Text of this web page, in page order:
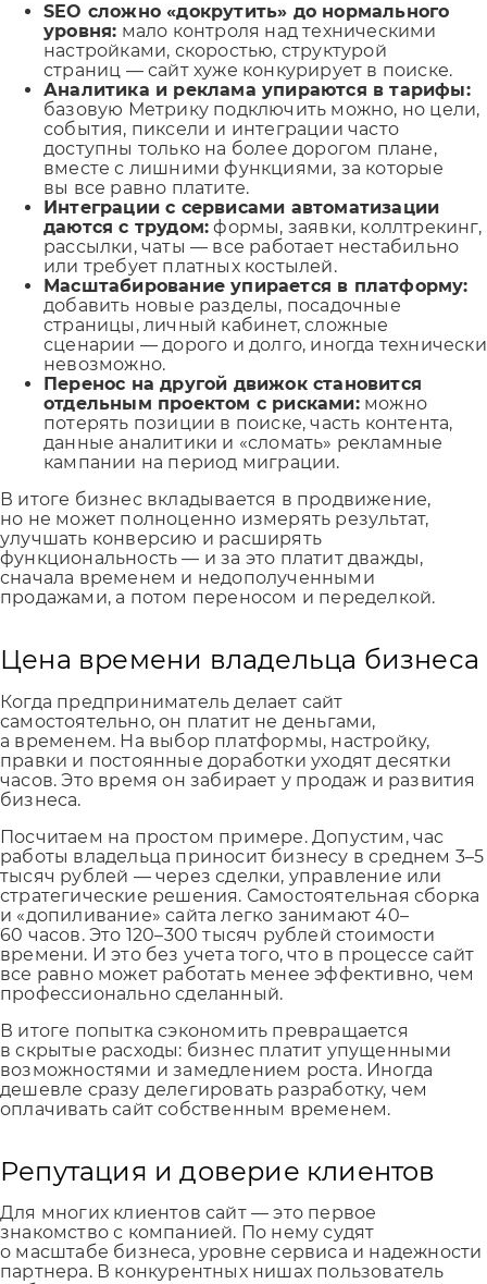
SEO сложно «докрутить» до нормального
уровня: мало контроля над техническими
настройками, скоростью, структурой
страниц — сайт хуже конкурирует в поиске.
Аналитика и реклама упираются в тарифы:
базовую Метрику подключить можно, но цели,
события, пиксели и интеграции часто
доступны только на более дорогом плане,
вместе с лишними функциями, за которые
вы все равно платите.
Интеграции с сервисами автоматизации
даются с трудом: формы, заявки, коллтрекинг,
рассылки, чаты — все работает нестабильно
или требует платных костылей.
Масштабирование упирается в платформу:
добавить новые разделы, посадочные
страницы, личный кабинет, сложные
сценарии — дорого и долго, иногда технически
невозможно.
Перенос на другой движок становится
отдельным проектом с рисками:можно
потерять позиции в поиске, часть контента,
данные аналитики и «сломать» рекламные
кампании на период миграции.
В итоге бизнес вкладывается в продвижение,
но не может полноценно измерять результат,
улучшать конверсию и расширять
функциональность — и за это платит дважды,
сначала временем и недополученными
продажами, а потом переносом и переделкой.
Цена времени владельца бизнеса
Когда предприниматель делает сайт
самостоятельно, он платит не деньгами,
а временем. На выбор платформы, настройку,
правки и постоянные доработки уходят десятки
часов. Это время он забирает у продаж и развития
бизнеса.
Посчитаем на простом примере. Допустим, час
работы владельца приносит бизнесу в среднем 3–5
тысяч рублей — через сделки, управление или
стратегические решения. Самостоятельная сборка
и «допиливание» сайта легко занимают 40–
60 часов. Это 120–300 тысяч рублей стоимости
времени. И это без учета того, что в процессе сайт
все равно может работать менее эффективно, чем
профессионально сделанный.
В итоге попытка сэкономить превращается
в скрытые расходы: бизнес платит упущенными
возможностями и замедлением роста. Иногда
дешевле сразу делегировать разработку, чем
оплачивать сайт собственным временем.
Репутация и доверие клиентов
Для многих клиентов сайт — это первое
знакомство с компанией. По нему судят
о масштабе бизнеса, уровне сервиса и надежности
партнера. В конкурентных нишах пользователь